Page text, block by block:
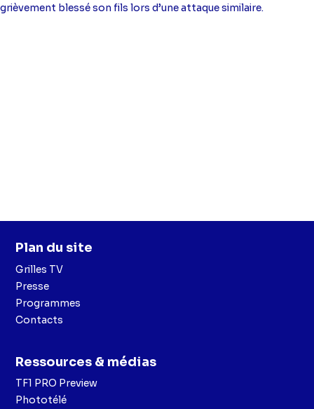
grièvement blessé son fils lors d’une attaque similaire.
Plan du site
Grilles TV
Presse
Programmes
Contacts
Ressources & médias
TF1 PRO Preview
Phototélé